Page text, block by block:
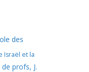
des
Israël et la
profs, J.